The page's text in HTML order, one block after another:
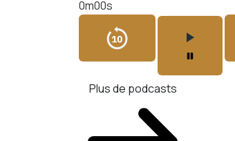
0m00s
Plus de podcasts